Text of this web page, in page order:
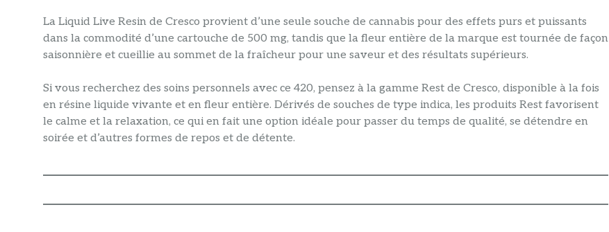
La Liquid Live Resin de Cresco provient d’une seule souche de cannabis pour des effets purs et puissants
dans la commodité d’une cartouche de 500 mg, tandis que la fleur entière de la marque est tournée de façon
saisonnière et cueillie au sommet de la fraîcheur pour une saveur et des résultats supérieurs.
Si vous recherchez des soins personnels avec ce 420, pensez à la gamme Rest de Cresco, disponible à la fois
en résine liquide vivante et en fleur entière. Dérivés de souches de type indica, les produits Rest favorisent
le calme et la relaxation, ce qui en fait une option idéale pour passer du temps de qualité, se détendre en
soirée et d’autres formes de repos et de détente.